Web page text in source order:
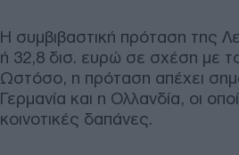
Η συμβιβαστική πρόταση της
ή 32,8 δισ. ευρώ σε σχέση με
Ωστόσο, η πρόταση απέχει
Γερμανία και η Ολλανδία, οι
κοινοτικές δαπάνες.